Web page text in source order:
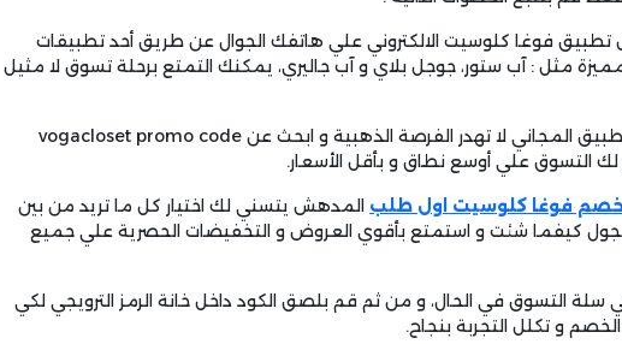
تطبيق فوغا كلوسيت الالكتروني علي هاتفك الجوال عن طريق أحد تطبيقات
مثل : آب ستور، جوجل بلاي و آب جاليري، يمكنك التمتع برحلة تسوق لا مثيل
2- بعد تحميل التطبيق المجاني لا تهدر الفرصة الذهبية و ابحث عن vogacloset promo code
لك التسوق علي أوسع نطاق و بأقل الأسعار.
فوغا كلوسيت اول طلب المدهش يتسني لك اختيار كل ما تريد من بين
كيفما شئت و استمتع بأقوي العروض و التخفيضات الحصرية علي جميع
سلة التسوق في الحال، و من ثم قم بلصق الكود داخل خانة الرمز الترويجي لكي
و تكلل التجربة بنجاح.